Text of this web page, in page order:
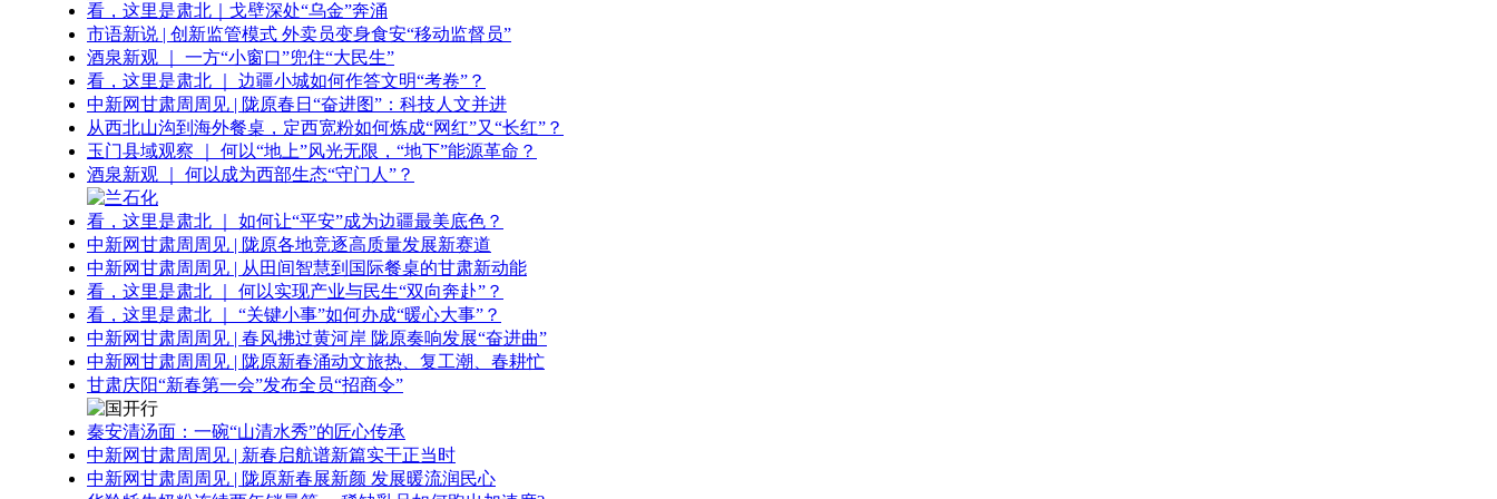
看，这里是肃北｜戈壁深处“乌金”奔涌
市语新说 | 创新监管模式 外卖员变身食安“移动监督员”
酒泉新观 ｜ 一方“小窗口”兜住“大民生”
看，这里是肃北 ｜ 边疆小城如何作答文明“考卷”？
中新网甘肃周周见 | 陇原春日“奋进图”：科技人文并进
从西北山沟到海外餐桌，定西宽粉如何炼成“网红”又“长红”？
玉门县域观察 ｜ 何以“地上”风光无限，“地下”能源革命？
酒泉新观 ｜ 何以成为西部生态“守门人”？
看，这里是肃北 ｜ 如何让“平安”成为边疆最美底色？
中新网甘肃周周见 | 陇原各地竞逐高质量发展新赛道
中新网甘肃周周见 | 从田间智慧到国际餐桌的甘肃新动能
看，这里是肃北 ｜ 何以实现产业与民生“双向奔赴”？
看，这里是肃北 ｜ “关键小事”如何办成“暖心大事”？
中新网甘肃周周见 | 春风拂过黄河岸 陇原奏响发展“奋进曲”
中新网甘肃周周见 | 陇原新春涌动文旅热、复工潮、春耕忙
甘肃庆阳“新春第一会”发布全员“招商令”
秦安清汤面：一碗“山清水秀”的匠心传承
中新网甘肃周周见 | 新春启航谱新篇实干正当时
中新网甘肃周周见 | 陇原新春展新颜 发展暖流润民心